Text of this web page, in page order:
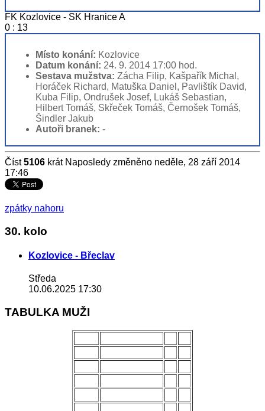
FK Kozlovice - SK Hranice A
0 : 13
Místo konání: Kozlovice
Datum konání: 24. 9. 2014 17:00 hod.
Sestava mužstva: Zácha Filip, Kašpařík Michal,
Horáček Richard, Matuška Daniel, Pavlištík David,
Kuba Filip, Ondrušek Josef, Lukáš Sebastian,
Hilbert Tomáš, Skřeček Tomáš, Černošek Tomáš,
Šindler Jakub
Autoři branek: -
Číst5106 krát Naposledy změněno neděle, 28 září 2014
17:46
zpátky nahoru
30. kolo
Kozlovice - Břeclav
Středa
10.06.2025 17:30
TABULKA MUŽI